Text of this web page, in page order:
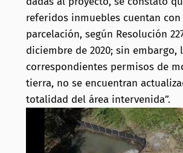
referidos inmuebles cuentan
parcelación, según Resolución
diciembre de 2020; sin embargo,
correspondientes permisos de
tierra, no se encuentran
totalidad del área intervenida”.